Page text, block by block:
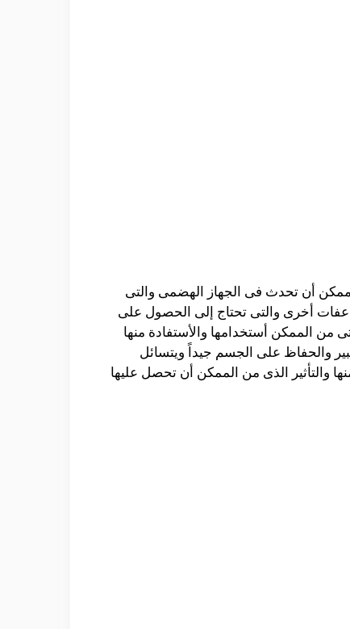
أن تحدث فى الجهاز الهضمى والتى
أخرى والتى تحتاج إلى الحصول على
الممكن أستخدامها والأستفادة منها
والحفاظ على الجسم جيداً ويتسائل
والتأثير الذى من الممكن أن تحصل عليها